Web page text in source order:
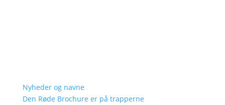
Nyheder og navne
Den Røde Brochure er på trapperne